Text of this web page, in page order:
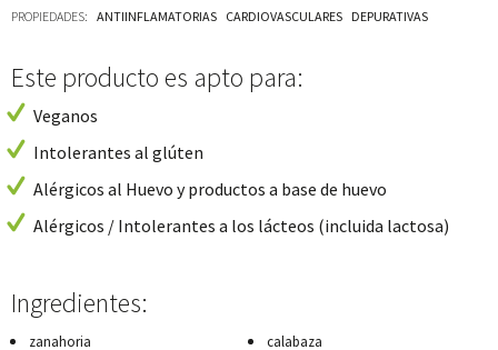
PROPIEDADES: ANTIINFLAMATORIAS CARDIOVASCULARES DEPURATIVAS
Este producto es apto para:
Veganos
Intolerantes al glúten
Alérgicos al Huevo y productos a base de huevo
Alérgicos / Intolerantes a los lácteos (incluida lactosa)
Ingredientes:
zanahoria
calabaza